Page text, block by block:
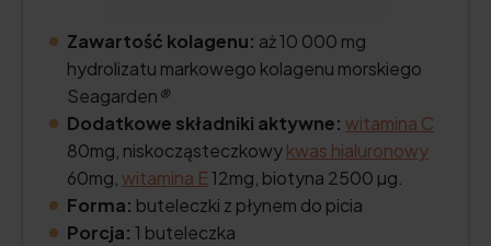
Zawartość kolagenu: aż 10 000 mg
hydrolizatu markowego kolagenu morskiego
Seagarden®
Dodatkowe składniki aktywne: witamina C
80mg, niskocząsteczkowykwas hialuronowy
60mg,witamina E12mg, biotyna 2500 µg.
Forma: buteleczki z płynem do picia
Porcja: 1 buteleczka